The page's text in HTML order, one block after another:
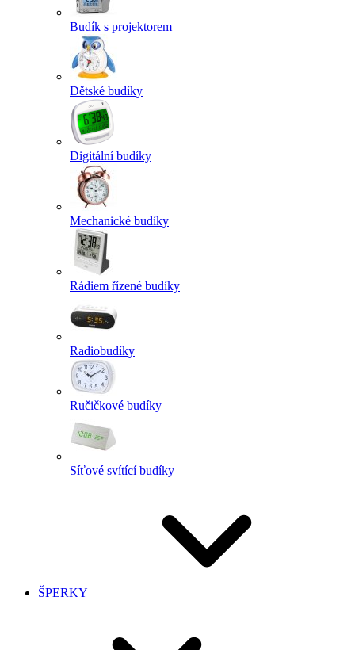
Budík s projektorem
Dětské budíky
Digitální budíky
Mechanické budíky
Rádiem řízené budíky
Radiobudíky
Ručičkové budíky
Síťové svítící budíky
ŠPERKY